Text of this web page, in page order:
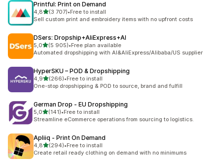
Printful: Print on Demand
4,8na 5 gwiazdek
(3 707)
Łączna liczba recenzji: 3707
•Free to install
Sell custom print and embroidery items with no upfront costs
DSers: Dropship+AliExpress+AI
5,0na 5 gwiazdek
(5 905)
Łączna liczba recenzji: 5905
•Free plan available
Automated dropshipping with AI&AliExpress/Alibaba/US supplier
HyperSKU – POD & Dropshipping
4,9na 5 gwiazdek
(266)
Łączna liczba recenzji: 266
•Free to install
One-stop dropshipping & POD to source, brand and fulfill
German Drop ‑ EU Dropshipping
5,0na 5 gwiazdek
(141)
Łączna liczba recenzji: 141
•Free to install
Streamline eCommerce operations from sourcing to logistics.
Apliiq ‑ Print On Demand
4,8na 5 gwiazdek
(294)
Łączna liczba recenzji: 294
•Free to install
Create retail ready clothing on demand with no minimums